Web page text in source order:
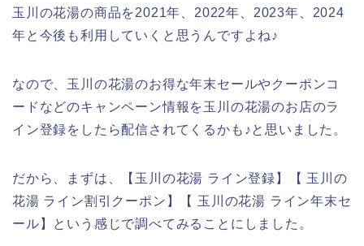
玉川の花湯の商品を2021年、2022年、2023年、2024
年と今後も利用していくと思うんですよね♪
なので、玉川の花湯のお得な年末セールやクーポンコ
ードなどのキャンペーン情報を玉川の花湯のお店のラ
イン登録をしたら配信されてくるかも♪と思いました。
だから、まずは、【玉川の花湯 ライン登録】【 玉川の
花湯 ライン割引クーポン】【 玉川の花湯 ライン年末セ
ール】という感じで調べてみることにしました。